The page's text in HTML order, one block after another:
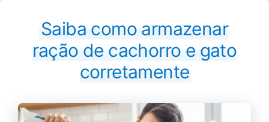
Saiba como armazenar
ração de cachorro e gato
corretamente